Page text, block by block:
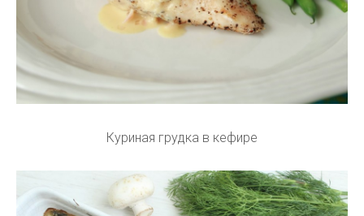
Куриная грудка в кефире